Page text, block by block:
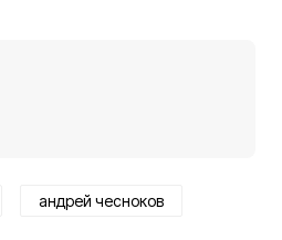
андрей чесноков